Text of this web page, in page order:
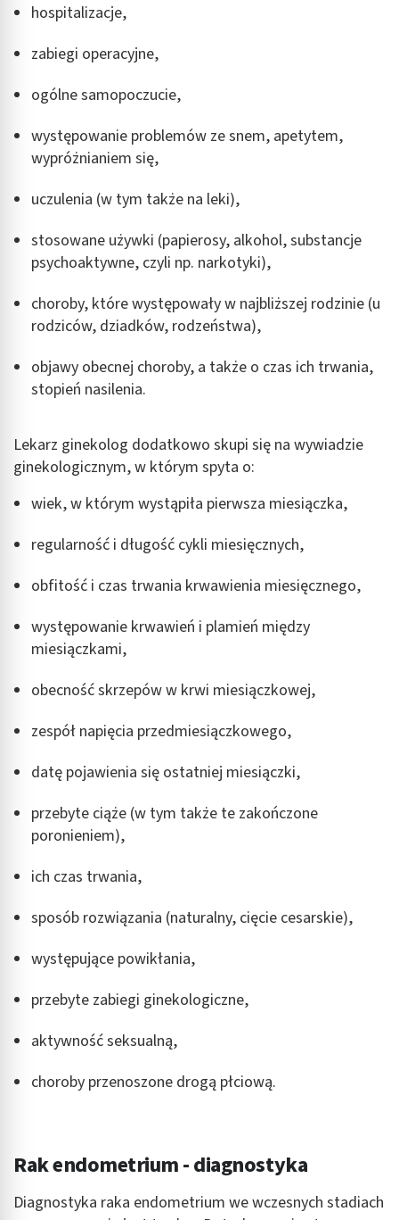
hospitalizacje,
zabiegi operacyjne,
ogólne samopoczucie,
występowanie problemów ze snem, apetytem,
wypróżnianiem się,
uczulenia (w tym także na leki),
stosowane używki (papierosy, alkohol, substancje
psychoaktywne, czyli np. narkotyki),
choroby, które występowały w najbliższej rodzinie (u
rodziców, dziadków, rodzeństwa),
objawy obecnej choroby, a także o czas ich trwania,
stopień nasilenia.
Lekarz ginekolog dodatkowo skupi się na wywiadzie
ginekologicznym, w którym spyta o:
wiek, w którym wystąpiła pierwsza miesiączka,
regularność i długość cykli miesięcznych,
obfitość i czas trwania krwawienia miesięcznego,
występowanie krwawień i plamień między
miesiączkami,
obecność skrzepów w krwi miesiączkowej,
zespół napięcia przedmiesiączkowego,
datę pojawienia się ostatniej miesiączki,
przebyte ciąże (w tym także te zakończone
poronieniem),
ich czas trwania,
sposób rozwiązania (naturalny, cięcie cesarskie),
występujące powikłania,
przebyte zabiegi ginekologiczne,
aktywność seksualną,
choroby przenoszone drogą płciową.
Rak endometrium - diagnostyka
Diagnostyka raka endometrium we wczesnych stadiach